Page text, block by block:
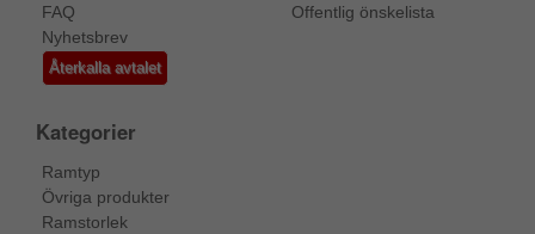
FAQ
Nyhetsbrev
Återkalla avtalet
Offentlig önskelista
Kategorier
Ramtyp
Övriga produkter
Ramstorlek